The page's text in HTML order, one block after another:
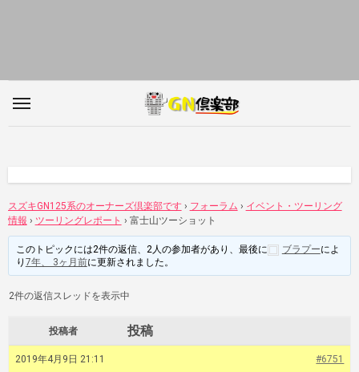
ス
スズキGN125系のオーナーズ倶楽部です › フォーラム › イベント・ツーリング
情報 › ツーリングレポート › 富士山ツーショット
このトピックには2件の返信、2人の参加者があり、最後に ブラプーによ
り 7年、 3ヶ月前に更新されました。
2件の返信スレッドを表示中
投稿者 投稿
2019年4月9日 21:11 #6751